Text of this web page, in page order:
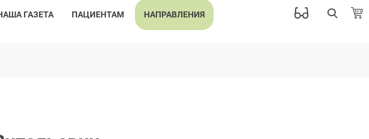
ГАЗЕТА ПАЦИЕНТАМ НАПРАВЛЕНИЯ